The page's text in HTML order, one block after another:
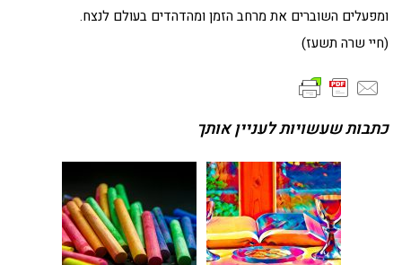
ומפעלים השוברים את מרחב הזמן ומהדהדים בעולם לנצח.
(חיי שרה תשעז)
כתבות שעשויות לעניין אותך